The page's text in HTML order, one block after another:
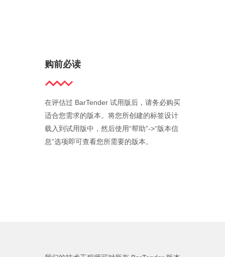
购前必读
在评估过 BarTender 试用版后，请务必购买
适合您需求的版本。将您所创建的标签设计
载入到试用版中，然后使用“帮助”->“版本信
息”选项即可查看您所需要的版本。